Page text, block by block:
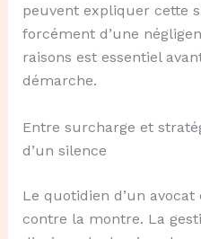
peuvent expliquer cette
forcément d’une
raisons est essentiel
démarche.
Entre surcharge et
d’un silence
Le quotidien d’un
contre la montre. La